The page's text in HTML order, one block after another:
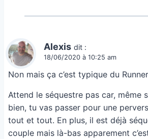
Alexis dit :
18/06/2020 à 10:25 am
Non mais ça c’est typique du
Attend le séquestre pas car, même
bien, tu vas passer pour une
tout et tout. En plus, il est déjà
couple mais là-bas apparement